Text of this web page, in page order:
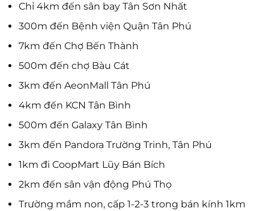
Chỉ 4km đến sân bay Tân Sơn Nhất
300m đến Bệnh viện Quận Tân Phú
7km đến Chợ Bến Thành
500m đến chợ Bàu Cát
3km đến AeonMall Tân Phú
4km đến KCN Tân Bình
500m đến Galaxy Tân Bình
3km đến Pandora Trường Trinh, Tân Phú
1km đi CoopMart Lũy Bán Bích
2km đến sân vận động Phú Thọ
Trường mầm non, cấp 1-2-3 trong bán kính 1km